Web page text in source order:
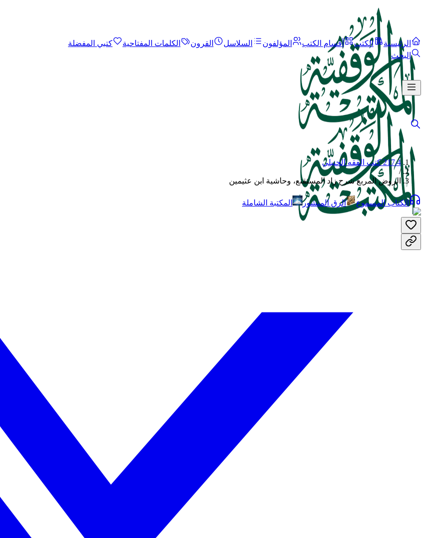
الرئيسية الكتب أقسام الكتب المؤلفون السلاسل القرون الكلمات المفتاحية
كتبي المفضلة
البحث
217.4 كتب الفقه الحنبلي
/
الروض المربع شرح زاد المستقنع، وحاشية ابن عثيمين
الكتاب المسموع الرق المنشور المكتبة الشاملة